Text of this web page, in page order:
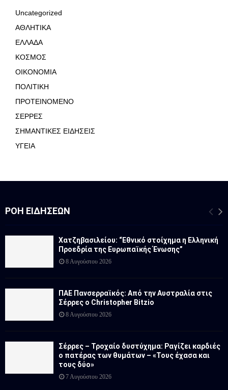
Uncategorized
ΑΘΛΗΤΙΚΑ
ΕΛΛΑΔΑ
ΚΟΣΜΟΣ
ΟΙΚΟΝΟΜΙΑ
ΠΟΛΙΤΙΚΗ
ΠΡΟΤΕΙΝΟΜΕΝΟ
ΣΕΡΡΕΣ
ΣΗΜΑΝΤΙΚΕΣ ΕΙΔΗΣΕΙΣ
ΥΓΕΙΑ
ΡΟΉ ΕΙΔΉΣΕΩΝ
Χατζηβασιλείου: “Εθνικό στοίχημα η Ελληνική
Προεδρία της Ευρωπαϊκής Ένωσης”
8 Αυγούστου 2026
ΠΑΕ Πανσερραϊκός: Από την Αυστραλία στις
Σέρρες ο Christopher Bitzio
8 Αυγούστου 2026
Σέρρες – Τροχαίο δυστύχημα: Ραγίζει καρδιές
ο πατέρας των θυμάτων – «Τους έχασα και
τους δύο»
7 Αυγούστου 2026